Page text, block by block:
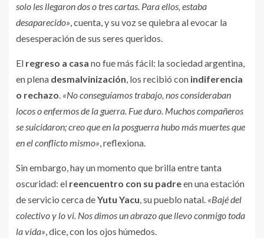
solo les llegaron dos o tres cartas. Para ellos, estaba
desaparecido», cuenta, y su voz se quiebra al evocar la
desesperación de sus seres queridos.
El regreso a casa no fue más fácil: la sociedad argentina,
en plena desmalvinización, los recibió con indiferencia
o rechazo. «No conseguíamos trabajo, nos consideraban
locos o enfermos de la guerra. Fue duro. Muchos compañeros
se suicidaron; creo que en la posguerra hubo más muertes que
en el conflicto mismo», reflexiona.
Sin embargo, hay un momento que brilla entre tanta
oscuridad: el reencuentro con su padreen una estación
de servicio cerca deYutu Yacu, su pueblo natal. «Bajé del
colectivo y lo vi. Nos dimos un abrazo que llevo conmigo toda
la vida», dice, con los ojos húmedos.